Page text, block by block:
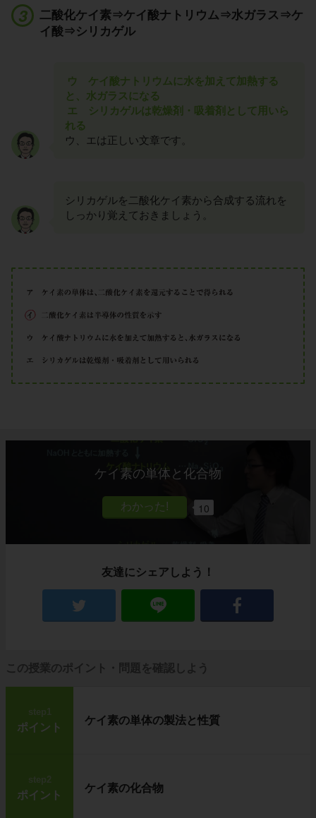
二酸化ケイ素⇒ケイ酸ナトリウム⇒水ガラス⇒ケ
イ酸⇒シリカゲル
ウ ケイ酸ナトリウムに水を加えて加熱する
と、水ガラスになる
エ シリカゲルは乾燥剤・吸着剤として用いら
れる
ウ、エは正しい文章です。
シリカゲルを二酸化ケイ素から合成する流れを
しっかり覚えておきましょう。
ケイ素の単体と化合物
10
友達にシェアしよう！
この授業のポイント・問題を確認しよう
step1
ポイント
ケイ素の単体の製法と性質
step2
ポイント
ケイ素の化合物